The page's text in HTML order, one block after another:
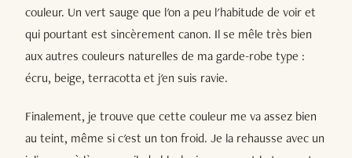
couleur. Un vert sauge que l'on a peu l'habitude de voir et
qui pourtant est sincèrement canon. Il se mêle très bien
aux autres couleurs naturelles de ma garde-robe type :
écru, beige, terracotta et j'en suis ravie.
Finalement, je trouve que cette couleur me va assez bien
au teint, même si c'est un ton froid. Je la rehausse avec un